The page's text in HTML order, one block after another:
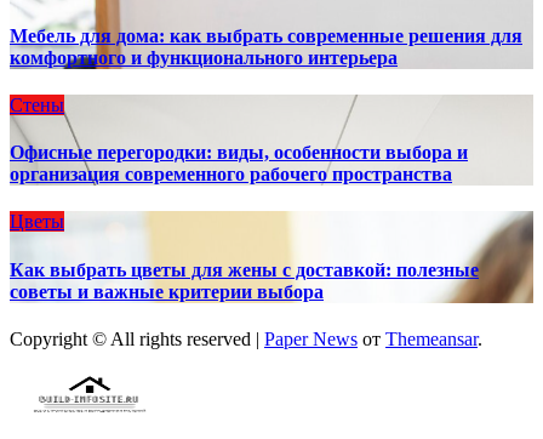
Мебель для дома: как выбрать современные решения для
комфортного и функционального интерьера
Стены
Офисные перегородки: виды, особенности выбора и
организация современного рабочего пространства
Цветы
Как выбрать цветы для жены с доставкой: полезные
советы и важные критерии выбора
Copyright © All rights reserved | Paper News от Themeansar.